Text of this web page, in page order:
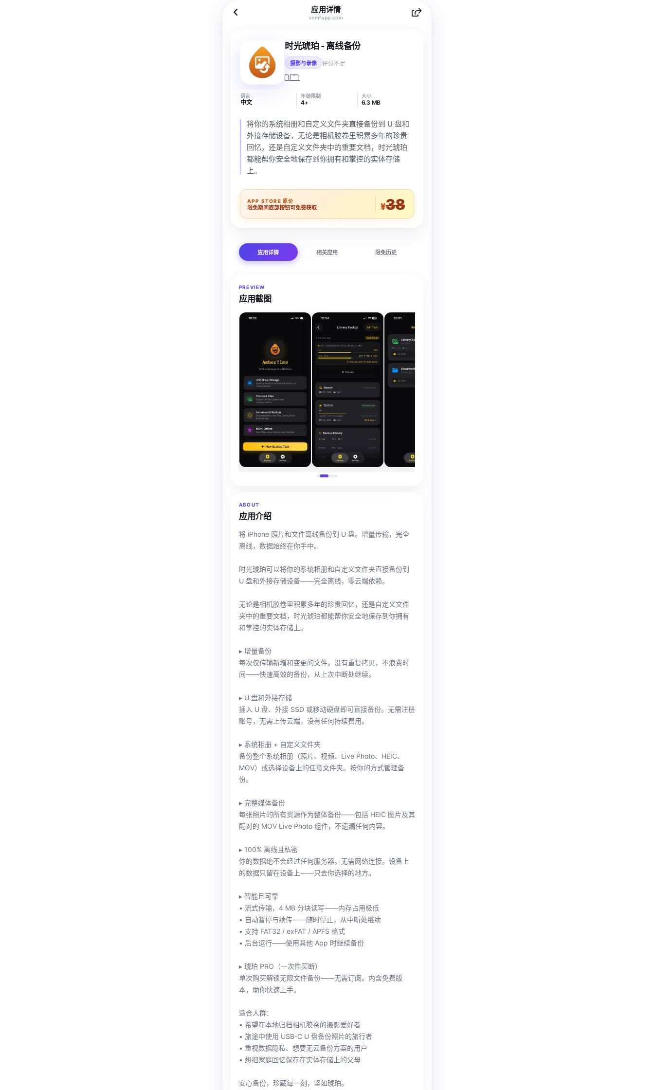
应用详情
xsmfapp.com
时光琥珀 - 离线备份
摄影与录像 评分不足
语言
中文
年龄限制
4+
大小
6.3 MB
将你的系统相册和自定义文件夹直接备份到 U 盘和
外接存储设备，无论是相机胶卷里积累多年的珍贵
回忆，还是自定义文件夹中的重要文档，时光琥珀
都能帮你安全地保存到你拥有和掌控的实体存储
上。
APP STORE 原价
限免期间底部按钮可免费获取 ¥38
应用详情 相关应用 限免历史
PREVIEW
应用截图
ABOUT
应用介绍
将 iPhone 照片和文件离线备份到 U 盘。增量传输，完全
离线，数据始终在你手中。
时光琥珀可以将你的系统相册和自定义文件夹直接备份到
U 盘和外接存储设备——完全离线，零云端依赖。
无论是相机胶卷里积累多年的珍贵回忆，还是自定义文件
夹中的重要文档，时光琥珀都能帮你安全地保存到你拥有
和掌控的实体存储上。
▸ 增量备份
每次仅传输新增和变更的文件。没有重复拷贝，不浪费时
间——快速高效的备份，从上次中断处继续。
▸ U 盘和外接存储
插入 U 盘、外接 SSD 或移动硬盘即可直接备份。无需注册
账号，无需上传云端，没有任何持续费用。
▸ 系统相册 + 自定义文件夹
备份整个系统相册（照片、视频、Live Photo、HEIC、
MOV）或选择设备上的任意文件夹。按你的方式管理备
份。
▸ 完整媒体备份
每张照片的所有资源作为整体备份——包括 HEIC 图片及其
配对的 MOV Live Photo 组件，不遗漏任何内容。
▸ 100% 离线且私密
你的数据绝不会经过任何服务器。无需网络连接。设备上
的数据只留在设备上——只去你选择的地方。
▸ 智能且可靠
• 流式传输，4 MB 分块读写——内存占用极低
• 自动暂停与续传——随时停止，从中断处继续
• 支持 FAT32 / exFAT / APFS 格式
• 后台运行——使用其他 App 时继续备份
▸ 琥珀 PRO（一次性买断）
单次购买解锁无限文件备份——无需订阅。内含免费版
本，助你快速上手。
适合人群：
• 希望在本地归档相机胶卷的摄影爱好者
• 旅途中使用 USB-C U 盘备份照片的旅行者
• 重视数据隐私、想要无云备份方案的用户
• 想把家庭回忆保存在实体存储上的父母
安心备份，珍藏每一刻，坚如琥珀。